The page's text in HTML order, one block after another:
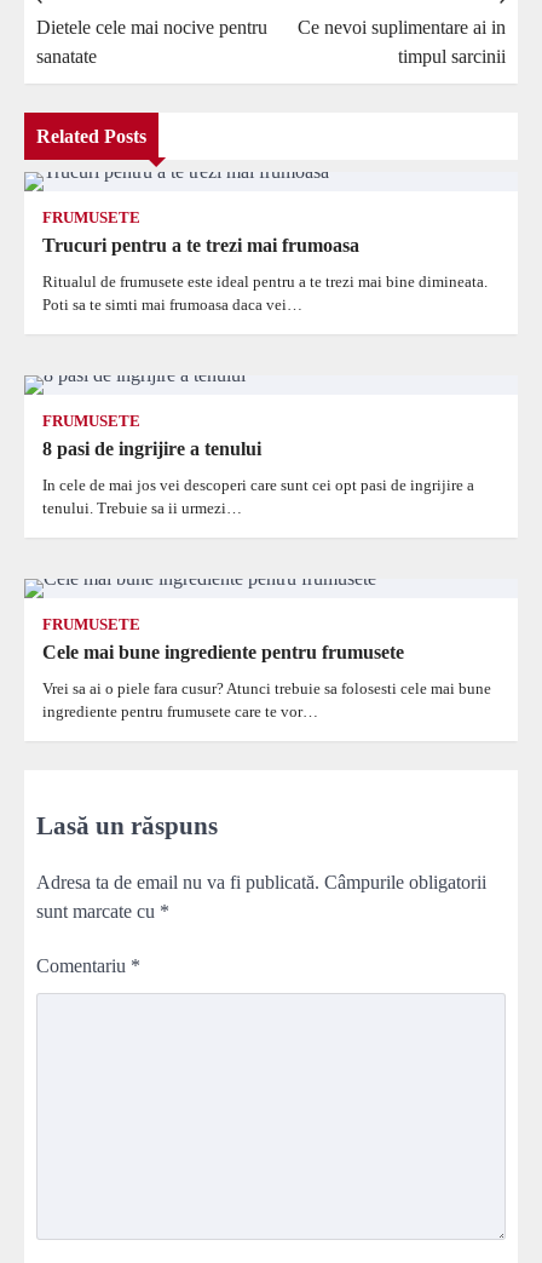
în
articole
Dietele cele mai nocive pentru
sanatate
Ce nevoi suplimentare ai in
timpul sarcinii
Related Posts
FRUMUSETE
Trucuri pentru a te trezi mai frumoasa
Ritualul de frumusete este ideal pentru a te trezi mai bine dimineata.
Poti sa te simti mai frumoasa daca vei…
FRUMUSETE
8 pasi de ingrijire a tenului
In cele de mai jos vei descoperi care sunt cei opt pasi de ingrijire a
tenului. Trebuie sa ii urmezi…
FRUMUSETE
Cele mai bune ingrediente pentru frumusete
Vrei sa ai o piele fara cusur? Atunci trebuie sa folosesti cele mai bune
ingrediente pentru frumusete care te vor…
Lasă un răspuns
Adresa ta de email nu va fi publicată. Câmpurile obligatorii
sunt marcate cu *
Comentariu *